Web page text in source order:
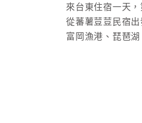
來台東住宿一天
從蕃薯荳荳民宿
富岡漁港、琵琶